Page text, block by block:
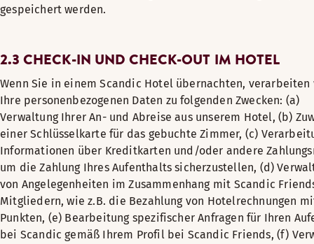
gespeichert werden.
2.3 CHECK-IN UND CHECK-OUT IM HOTEL
Wenn Sie in einem Scandic Hotel übernachten, verarbeiten
Ihre personenbezogenen Daten zu folgenden Zwecken: (a)
Verwaltung Ihrer An- und Abreise aus unserem Hotel, (b)
einer Schlüsselkarte für das gebuchte Zimmer, (c)
Informationen über Kreditkarten und/oder andere
um die Zahlung Ihres Aufenthalts sicherzustellen, (d)
von Angelegenheiten im Zusammenhang mit Scandic
Mitgliedern, wie z.B. die Bezahlung von Hotelrechnungen
Punkten, (e) Bearbeitung spezifischer Anfragen für Ihren
bei Scandic gemäß Ihrem Profil bei Scandic Friends, (f)